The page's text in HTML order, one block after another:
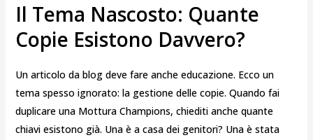
Il Tema Nascosto: Quante
Copie Esistono Davvero?
Un articolo da blog deve fare anche educazione. Ecco un
tema spesso ignorato: la gestione delle copie. Quando fai
duplicare una Mottura Champions, chiediti anche quante
chiavi esistono già. Una è a casa dei genitori? Una è stata